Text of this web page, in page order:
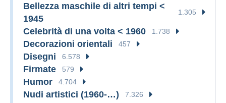
Bellezza maschile di altri tempi <
1945
1.305
Celebrità di una volta < 1960 1.738
Decorazioni orientali 457
Disegni 6.578
Firmate 579
Humor 4.704
Nudi artistici (1960-…) 7.326